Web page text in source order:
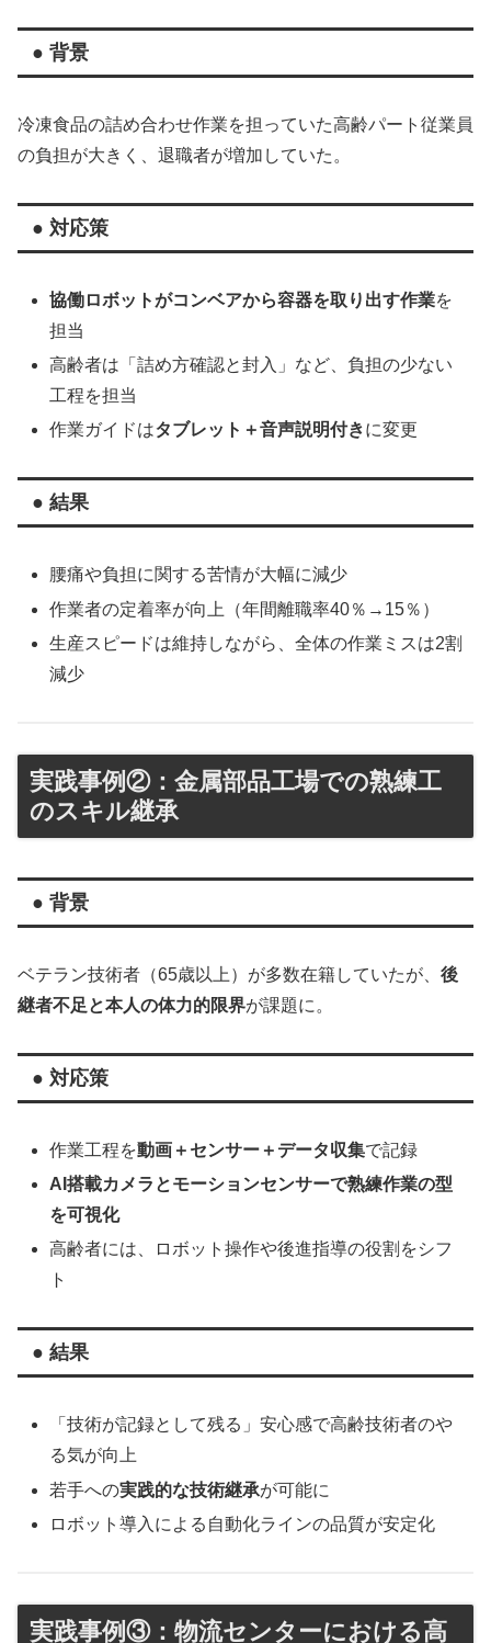
● 背景
冷凍食品の詰め合わせ作業を担っていた高齢パート従業員
の負担が大きく、退職者が増加していた。
● 対応策
協働ロボットがコンベアから容器を取り出す作業を
担当
高齢者は「詰め方確認と封入」など、負担の少ない
工程を担当
作業ガイドはタブレット＋音声説明付きに変更
● 結果
腰痛や負担に関する苦情が大幅に減少
作業者の定着率が向上（年間離職率40％→15％）
生産スピードは維持しながら、全体の作業ミスは2割
減少
実践事例②：金属部品工場での熟練工
のスキル継承
● 背景
ベテラン技術者（65歳以上）が多数在籍していたが、 後
継者不足と本人の体力的限界が課題に。
● 対応策
作業工程を動画＋センサー＋データ収集で記録
AI搭載カメラとモーションセンサーで熟練作業の型
を可視化
高齢者には、ロボット操作や後進指導の役割をシフ
ト
● 結果
「技術が記録として残る」安心感で高齢技術者のや
る気が向上
若手への実践的な技術継承が可能に
ロボット導入による自動化ラインの品質が安定化
実践事例③：物流センターにおける高